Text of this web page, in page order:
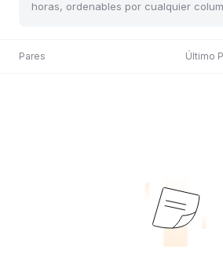
horas, ordenables por cualquier
Pares Último